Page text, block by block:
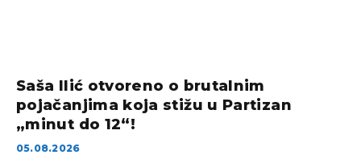
Saša Ilić otvoreno o brutalnim
pojačanjima koja stižu u Partizan
„minut do 12“!
05.08.2026